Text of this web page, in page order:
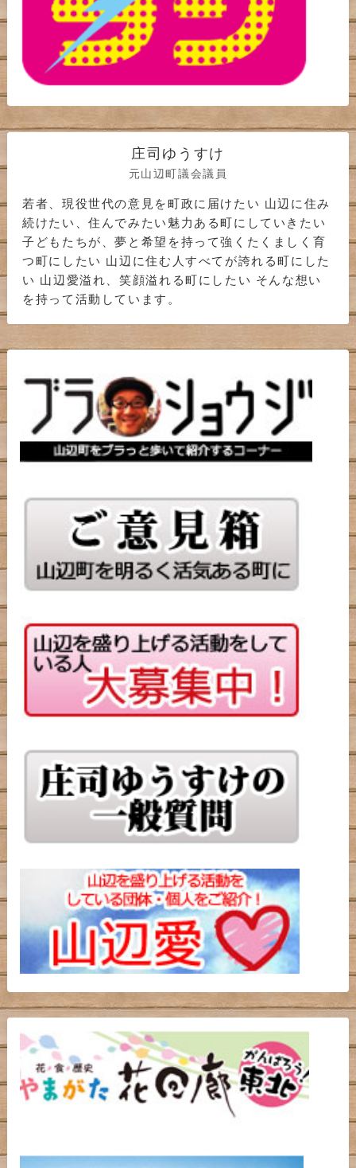
庄司ゆうすけ
元山辺町議会議員
若者、現役世代の意見を町政に届けたい 山辺に住み
続けたい、住んでみたい魅力ある町にしていきたい
子どもたちが、夢と希望を持って強くたくましく育
つ町にしたい 山辺に住む人すべてが誇れる町にした
い 山辺愛溢れ、笑顔溢れる町にしたい そんな想い
を持って活動しています。